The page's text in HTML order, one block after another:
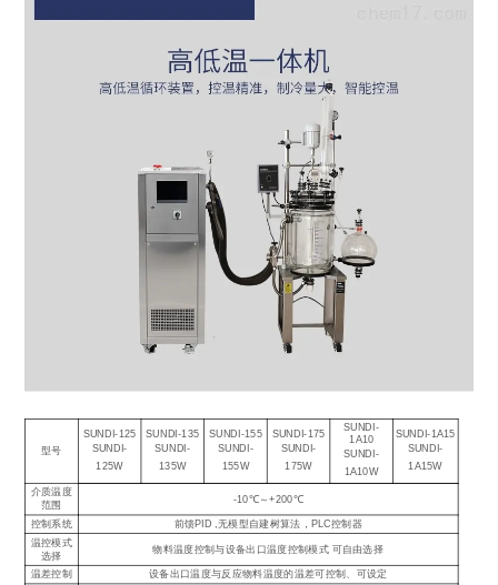
型号
SUNDI-125
SUNDI-
125W
SUNDI-135
SUNDI-
135W
SUNDI-155
SUNDI-
155W
SUNDI-175
SUNDI-
175W
SUNDI-
1A10
SUNDI-
1A10W
SUNDI-1A15
SUNDI-
1A15W
介质温度
范围
-10℃～+200℃
控制系统
前馈PID ,无模型自建树算法，PLC控制器
温控模式
选择
物料温度控制与设备出口温度控制模式 可自由选择
温差控制
设备出口温度与反应物料温度的温差可控制、可设定